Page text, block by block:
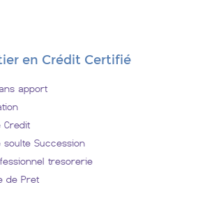
en Crédit Certifié
apport
Credit
soulte Succession
tresorerie
de Pret